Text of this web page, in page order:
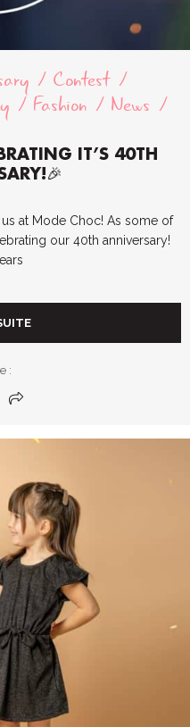
Contest
Fashion News
IT’S 40TH
at Mode Choc! As some of
our 40th anniversary!
: